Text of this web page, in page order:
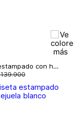
Camiseta estampado con hotfix
139.900